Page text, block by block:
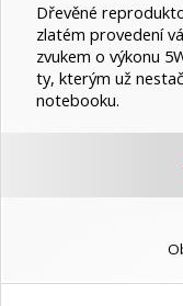
Dřevěné
zlatém provedení
zvukem o výkonu
ty, kterým už
notebooku.